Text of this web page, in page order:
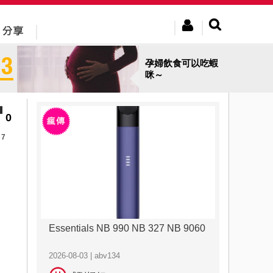
孕婦飲食可以吃蝦
咪～
0
7
Essentials NB 990 NB 327 NB 9060
2026-08-03 | abv134